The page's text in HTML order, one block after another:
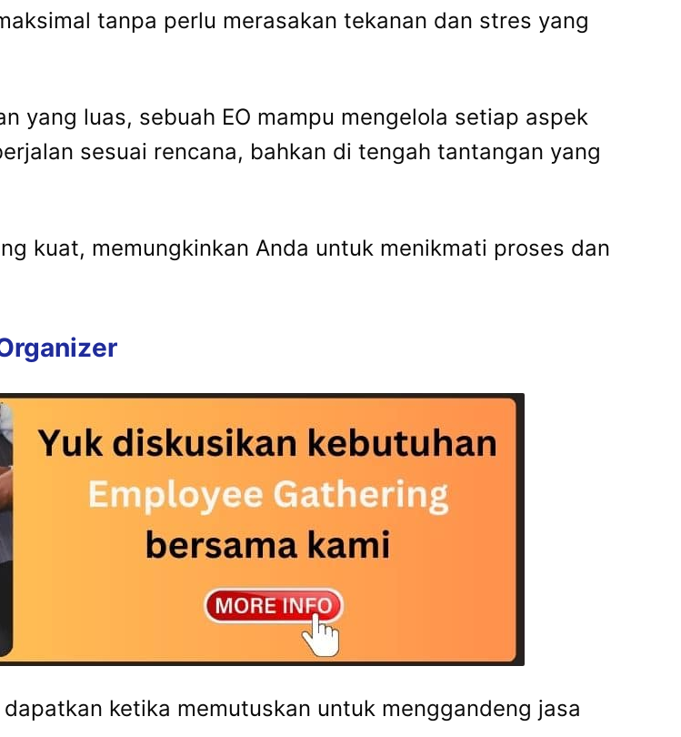
tanpa perlu merasakan tekanan dan stres yang
yang luas, sebuah EO mampu mengelola setiap aspek
sesuai rencana, bahkan di tengah tantangan yang
kuat, memungkinkan Anda untuk menikmati proses dan
ketika memutuskan untuk menggandeng jasa